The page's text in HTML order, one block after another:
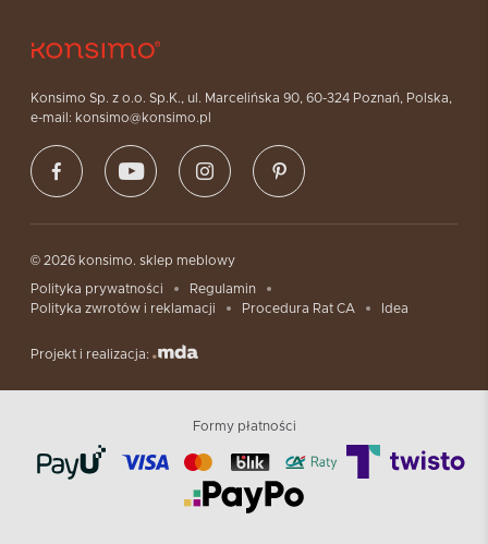
Konsimo Sp. z o.o. Sp.K., ul. Marcelińska 90, 60-324 Poznań, Polska,
e-mail: konsimo@konsimo.pl
© 2026 konsimo. sklep meblowy
Polityka prywatności
Regulamin
Polityka zwrotów i reklamacji
Procedura Rat CA Idea
Projekt i realizacja:
Formy płatności